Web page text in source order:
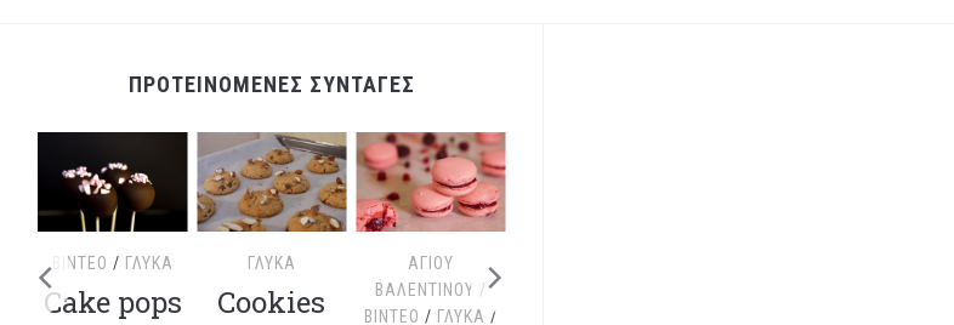
ΠΡΟΤΕΙΝΟΜΕΝΕΣ ΣΥΝΤΑΓΕΣ
ΒΊΝΤΕΟ / ΓΛΥΚΆ
Cake pops
ΓΛΥΚΆ
Cookies
ΑΓΊΟΥ
ΒΑΛΕΝΤΊΝΟΥ /
ΒΊΝΤΕΟ / ΓΛΥΚΆ /